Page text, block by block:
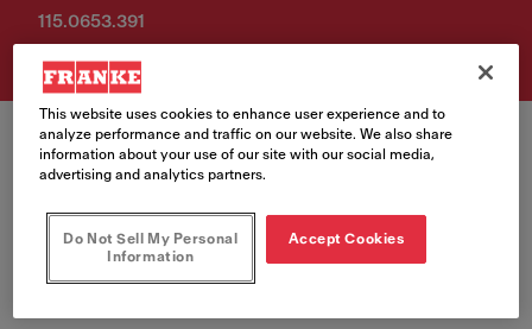
115.0653.391
Active L, Auszugsbrause, Vorfenster, Hochdruck, Chrom,
This website uses cookies to enhance user experience and to
analyze performance and traffic on our website. We also share
information about your use of our site with our social media,
advertising and analytics partners.
Do Not Sell My Personal
Information
Accept Cookies